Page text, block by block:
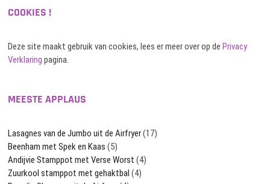
COOKIES !
Deze site maakt gebruik van cookies, lees er meer over op dePrivacy
Verklaring pagina.
MEESTE APPLAUS
Lasagnes van de Jumbo uit de Airfryer(17)
Beenham met Spek en Kaas (5)
Andijvie Stamppot met Verse Worst (4)
Zuurkool stamppot met gehaktbal (4)